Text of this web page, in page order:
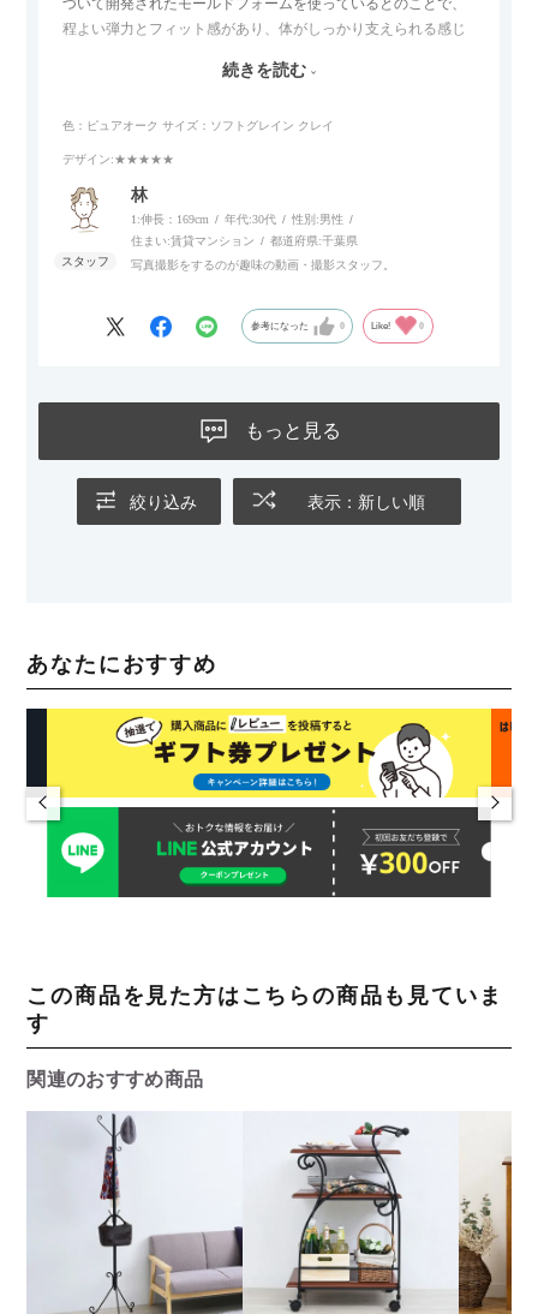
づいて開発されたモールドフォームを使っているとのことで、
程よい弾力とフィット感があり、体がしっかり支えられる感じ
リラックスタイムによさそうでした。回転タイプなので、個人
す。
続きを読む
色：ピュアオーク サイズ：ソフトグレイン クレイ
デザイン:★★★★★
林
1:伸長：169cm 年代:30代 性別:男性
住まい:賃貸マンション 都道府県:千葉県
写真撮影をするのが趣味の動画・撮影スタッフ。
参考になった 0 Like! 0
もっと見る
絞り込み 表示：新しい順
あなたにおすすめ
この商品を見た方はこちらの商品も見ていま
す
関連のおすすめ商品